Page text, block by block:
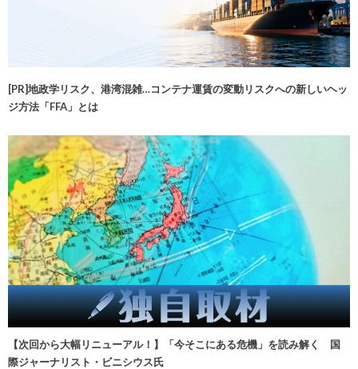
[PR]地政学リスク、港湾混雑…コンテナ運賃の変動リスクへの新しいヘッ
ジ方法「FFA」とは
【次回から大幅リニューアル！】「今そこにある危機」を読み解く 国
際ジャーナリスト・ビニシウス氏